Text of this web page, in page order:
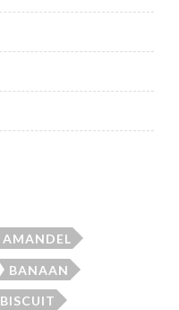
l
AMANDEL
BANAAN
BISCUIT